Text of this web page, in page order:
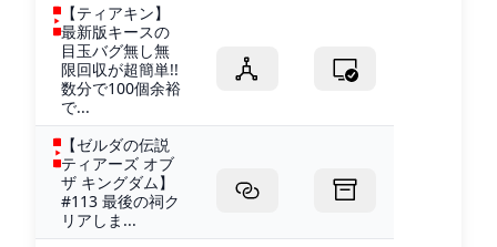
【ティアキン】
最新版キースの
目玉バグ無し無
限回収が超簡単!!
数分で100個余裕
で...
【ゼルダの伝説
ティアーズ オブ
ザ キングダム】
#113 最後の祠ク
リアしま...